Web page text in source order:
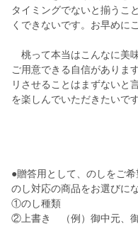
タイミングでないと揃うこ
くできないです。お早めに
桃って本当はこんなに美
ご用意できる自信がありま
リさせることはまずないと
を楽しんでいただきたいです
●贈答用として、のしをご希
のし対応の商品をお選びに
①のし種類
②上書き （例）御中元、